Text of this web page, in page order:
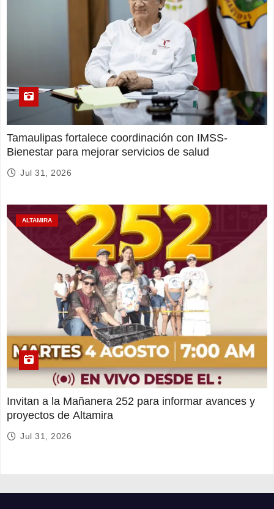
Tamaulipas fortalece coordinación con IMSS-
Bienestar para mejorar servicios de salud
Jul 31, 2026
ALTAMIRA
Invitan a la Mañanera 252 para informar avances y
proyectos de Altamira
Jul 31, 2026